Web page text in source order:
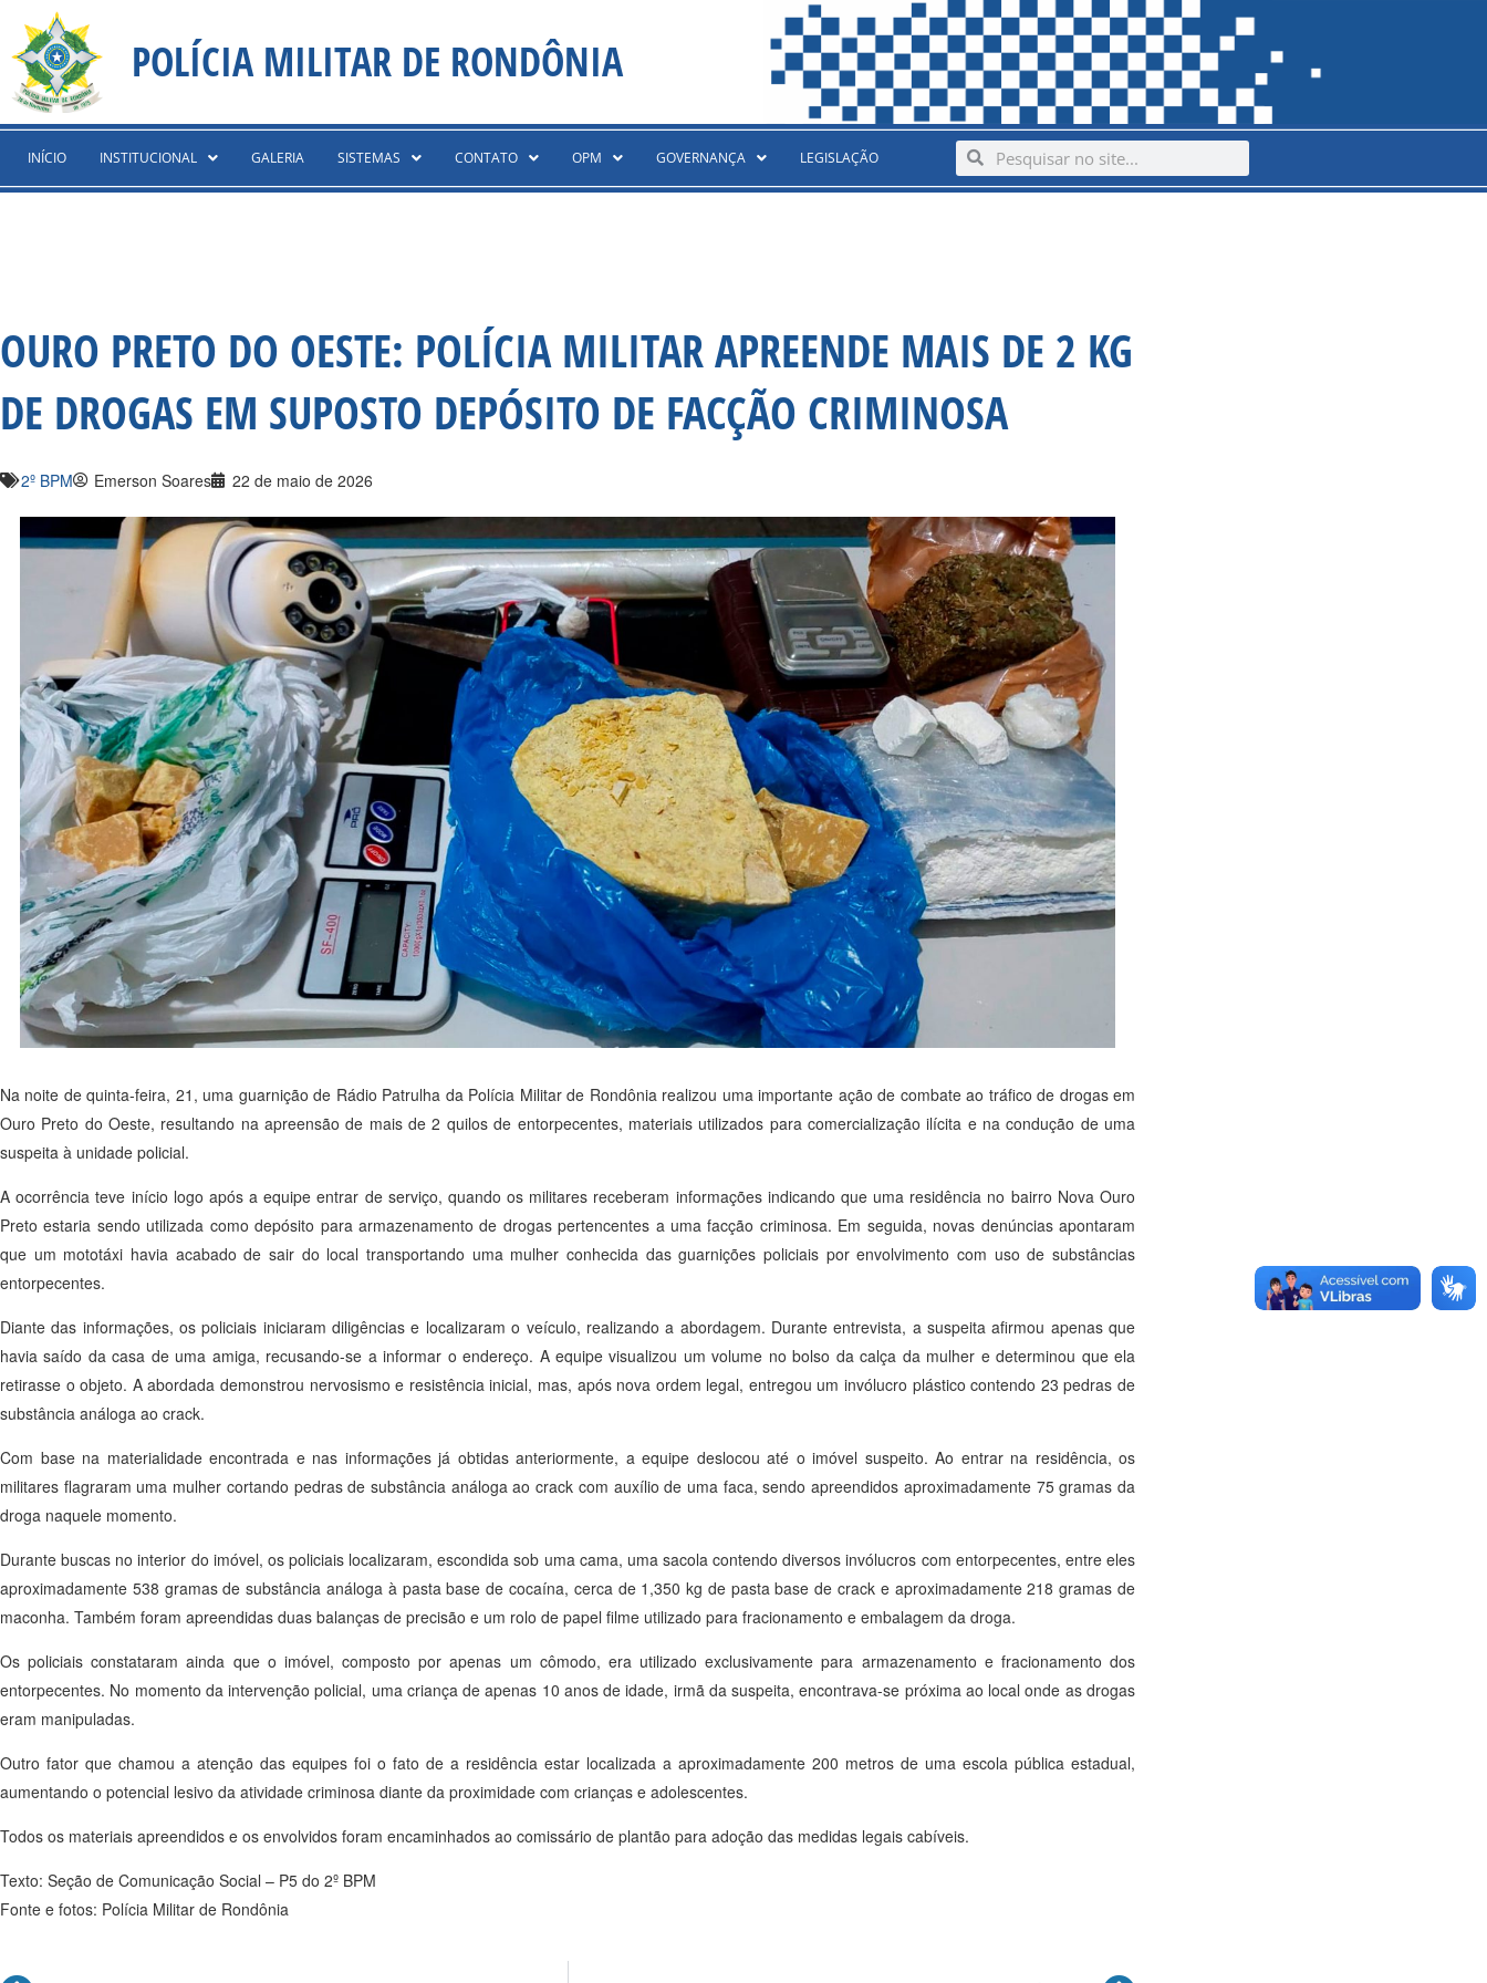
content
para
conteúdo
POLÍCIA MILITAR DE RONDÔNIA
INÍCIO INSTITUCIONAL GALERIA SISTEMAS CONTATO OPM GOVERNANÇA LEGISLAÇÃO SearchSearch
OURO PRETO DO OESTE: POLÍCIA MILITAR APREENDE MAIS DE 2 KG
DE DROGAS EM SUPOSTO DEPÓSITO DE FACÇÃO CRIMINOSA
2º BPM Emerson Soares 22 de maio de 2026
Na noite de quinta-feira, 21, uma guarnição de Rádio Patrulha da Polícia Militar de Rondônia realizou uma importante ação de combate ao tráfico de drogas em
Ouro Preto do Oeste, resultando na apreensão de mais de 2 quilos de entorpecentes, materiais utilizados para comercialização ilícita e na condução de uma
suspeita à unidade policial.
A ocorrência teve início logo após a equipe entrar de serviço, quando os militares receberam informações indicando que uma residência no bairro Nova Ouro
Preto estaria sendo utilizada como depósito para armazenamento de drogas pertencentes a uma facção criminosa. Em seguida, novas denúncias apontaram
que um mototáxi havia acabado de sair do local transportando uma mulher conhecida das guarnições policiais por envolvimento com uso de substâncias
entorpecentes.
Diante das informações, os policiais iniciaram diligências e localizaram o veículo, realizando a abordagem. Durante entrevista, a suspeita afirmou apenas que
havia saído da casa de uma amiga, recusando-se a informar o endereço. A equipe visualizou um volume no bolso da calça da mulher e determinou que ela
retirasse o objeto. A abordada demonstrou nervosismo e resistência inicial, mas, após nova ordem legal, entregou um invólucro plástico contendo 23 pedras de
substância análoga ao crack.
Com base na materialidade encontrada e nas informações já obtidas anteriormente, a equipe deslocou até o imóvel suspeito. Ao entrar na residência, os
militares flagraram uma mulher cortando pedras de substância análoga ao crack com auxílio de uma faca, sendo apreendidos aproximadamente 75 gramas da
droga naquele momento.
Durante buscas no interior do imóvel, os policiais localizaram, escondida sob uma cama, uma sacola contendo diversos invólucros com entorpecentes, entre eles
aproximadamente 538 gramas de substância análoga à pasta base de cocaína, cerca de 1,350 kg de pasta base de crack e aproximadamente 218 gramas de
maconha. Também foram apreendidas duas balanças de precisão e um rolo de papel filme utilizado para fracionamento e embalagem da droga.
Os policiais constataram ainda que o imóvel, composto por apenas um cômodo, era utilizado exclusivamente para armazenamento e fracionamento dos
entorpecentes. No momento da intervenção policial, uma criança de apenas 10 anos de idade, irmã da suspeita, encontrava-se próxima ao local onde as drogas
eram manipuladas.
Outro fator que chamou a atenção das equipes foi o fato de a residência estar localizada a aproximadamente 200 metros de uma escola pública estadual,
aumentando o potencial lesivo da atividade criminosa diante da proximidade com crianças e adolescentes.
Todos os materiais apreendidos e os envolvidos foram encaminhados ao comissário de plantão para adoção das medidas legais cabíveis.
Texto: Seção de Comunicação Social – P5 do 2º BPM
Fonte e fotos: Polícia Militar de Rondônia